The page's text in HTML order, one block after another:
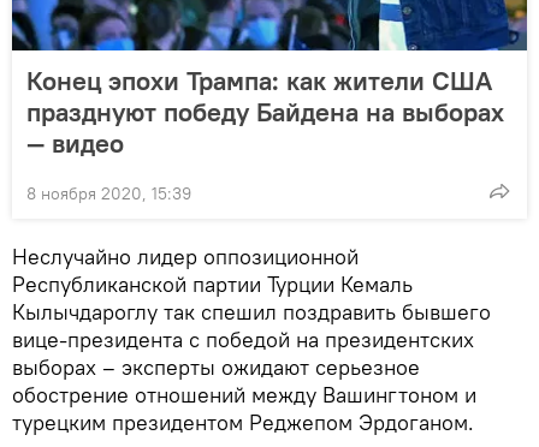
Конец эпохи Трампа: как жители США
празднуют победу Байдена на выборах
— видео
8 ноября 2020, 15:39
Неслучайно лидер оппозиционной
Республиканской партии Турции Кемаль
Кылычдароглу так спешил поздравить бывшего
вице-президента с победой на президентских
выборах – эксперты ожидают серьезное
обострение отношений между Вашингтоном и
турецким президентом Реджепом Эрдоганом.